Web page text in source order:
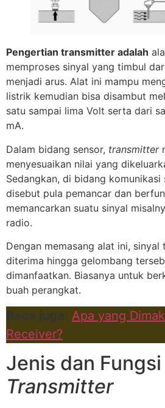
Pengertian transmitter adalah
memproses sinyal yang timbul
menjadi arus. Alat ini mampu
listrik kemudian bisa disambut
satu sampai lima Volt serta dari
mA.
Dalam bidang sensor, transmitter
menyesuaikan nilai yang
Sedangkan, di bidang komunikasi
disebut pula pemancar dan
memancarkan suatu sinyal
radio.
Dengan memasang alat ini, sinyal
diterima hingga gelombang
dimanfaatkan. Biasanya untuk
buah perangkat.
Baca juga: Apa yang
Receiver?
Jenis dan Fungsi
Transmitter